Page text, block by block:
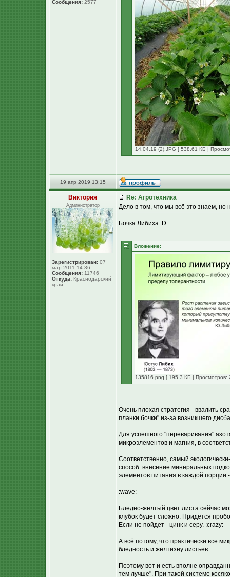
Сообщения: 2577
14.04.19 (2).JPG [ 538.61 КБ |
19 апр 2019 13:15
Виктория
Администратор
Зарегистрирован: 07
мар 2011 14:36
Сообщения: 11746
Откуда: Краснодарский
край
Re: Агротехника
Дело в том, что мы всё это знаем, но
Бочка Либиха :D
Вложение:
135816.png [ 195.3 КБ | Просмотров:
Очень плохая стратегия - ввалить
планки бочки" из-за возникшего
Для успешного "переваривания"
микроэлементов и магния, в
Соответственно, самый
способ: внесение минеральных
элементов питания в каждой порции
:wave:
Бледно-желтый цвет листа сейчас
клубок будет сложно. Придётся
Если не пойдет - цинк и серу. :crazy:
А всё потому, что практически все
бледность и желтизну листьев.
Поэтому вот и есть вполне
тем лучше". При такой системе